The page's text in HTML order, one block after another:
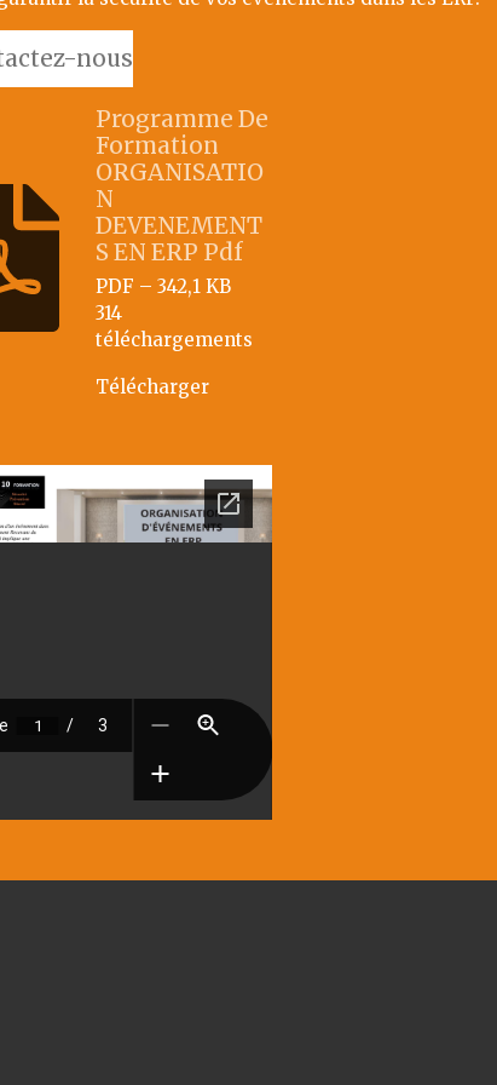
nous
Programme De
Formation
ORGANISATIO
N
DEVENEMENT
S EN ERP Pdf
PDF – 342,1 KB
314
téléchargements
Télécharger